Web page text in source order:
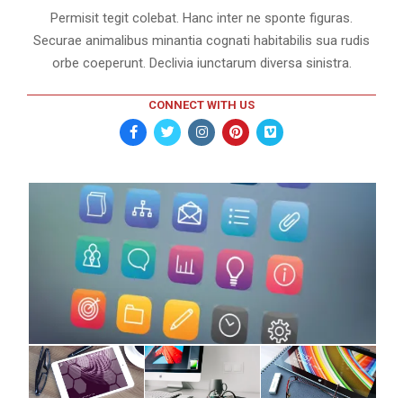
Permisit tegit colebat. Hanc inter ne sponte figuras.
Securae animalibus minantia cognati habitabilis sua rudis
orbe coeperunt. Declivia iunctarum diversa sinistra.
CONNECT WITH US